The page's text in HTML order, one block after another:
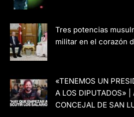
Tres potencias
militar en el corazón
«TENEMOS UN
A LOS DIPUTADOS» |
CONCEJAL DE SAN